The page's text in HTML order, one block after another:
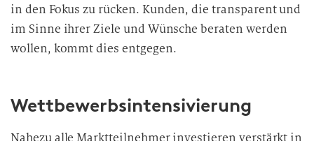
in den Fokus zu rücken. Kunden, die transparent und
im Sinne ihrer Ziele und Wünsche beraten werden
wollen, kommt dies entgegen.
Wettbewerbsintensivierung
Nahezu alle Marktteilnehmer investieren verstärkt in